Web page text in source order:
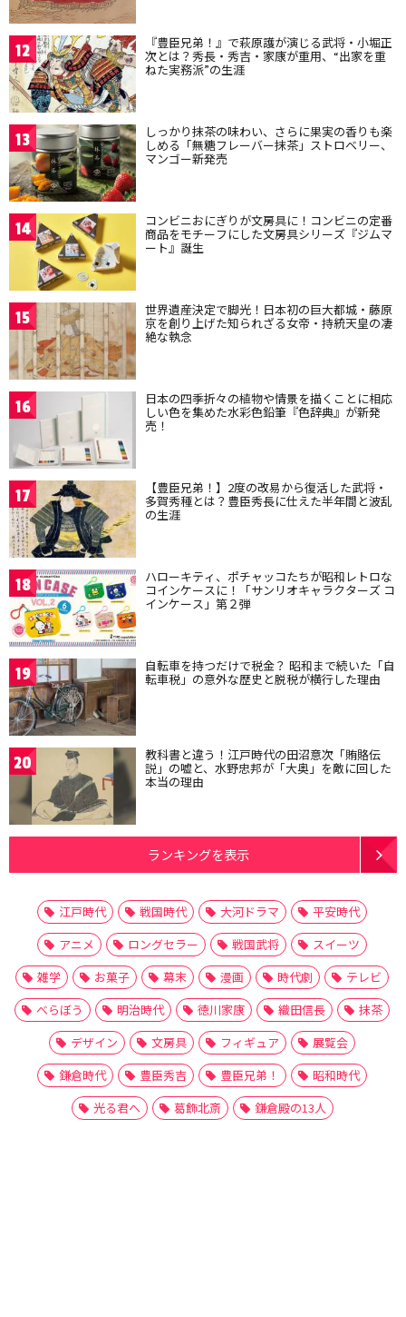
12 『豊臣兄弟！』で萩原護が演じる武将・小堀正
次とは？秀長・秀吉・家康が重用、“出家を重
ねた実務派”の生涯
13 しっかり抹茶の味わい、さらに果実の香りも楽
しめる「無糖フレーバー抹茶」ストロベリー、
マンゴー新発売
14 コンビニおにぎりが文房具に！コンビニの定番
商品をモチーフにした文房具シリーズ『ジムマ
ート』誕生
15 世界遺産決定で脚光！日本初の巨大都城・藤原
京を創り上げた知られざる女帝・持統天皇の凄
絶な執念
16 日本の四季折々の植物や情景を描くことに相応
しい色を集めた水彩色鉛筆『色辞典』が新発
売！
17 【豊臣兄弟！】2度の改易から復活した武将・
多賀秀種とは？豊臣秀長に仕えた半年間と波乱
の生涯
18 ハローキティ、ポチャッコたちが昭和レトロな
コインケースに！「サンリオキャラクターズ コ
インケース」第２弾
19 自転車を持つだけで税金？ 昭和まで続いた「自
転車税」の意外な歴史と脱税が横行した理由
20 教科書と違う！江戸時代の田沼意次「賄賂伝
説」の嘘と、水野忠邦が「大奥」を敵に回した
本当の理由
ランキングを表示
江戸時代 戦国時代 大河ドラマ
平安時代
アニメ
ロングセラー 戦国武将
スイーツ
雑学
お菓子 幕末 漫画 時代劇
テレビ
べらぼう
明治時代 徳川家康 織田信長
抹茶
デザイン
文房具 フィギュア
展覧会
鎌倉時代
豊臣秀吉 豊臣兄弟！
昭和時代
光る君へ
葛飾北斎 鎌倉殿の13人